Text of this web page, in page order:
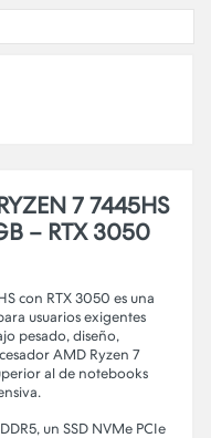
7 7445HS
– RTX 3050
con RTX 3050 es una
usuarios exigentes
pesado, diseño,
AMD Ryzen 7
al de notebooks
un SSD NVMe PCIe